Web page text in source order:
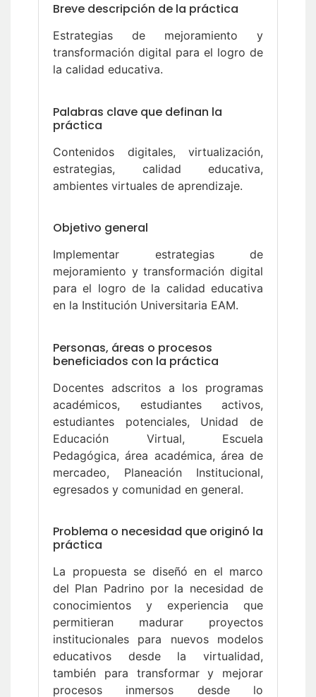
Breve descripción de la práctica
Estrategias de mejoramiento y
transformación digital para el logro de
la calidad educativa.
Palabras clave que definan la
práctica
Contenidos digitales, virtualización,
estrategias, calidad educativa,
ambientes virtuales de aprendizaje.
Objetivo general
Implementar estrategias de
mejoramiento y transformación digital
para el logro de la calidad educativa
en la Institución Universitaria EAM.
Personas, áreas o procesos
beneficiados con la práctica
Docentes adscritos a los programas
académicos, estudiantes activos,
estudiantes potenciales, Unidad de
Educación Virtual, Escuela
Pedagógica, área académica, área de
mercadeo, Planeación Institucional,
egresados y comunidad en general.
Problema o necesidad que originó la
práctica
La propuesta se diseñó en el marco
del Plan Padrino por la necesidad de
conocimientos y experiencia que
permitieran madurar proyectos
institucionales para nuevos modelos
educativos desde la virtualidad,
también para transformar y mejorar
procesos inmersos desde lo